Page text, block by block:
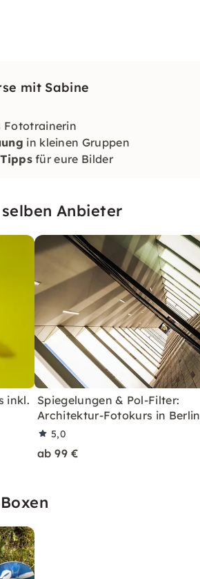
mit Sabine
Fototrainerin
in kleinen Gruppen
für eure Bilder
Anbieter
inkl.
Spiegelungen & Pol-Filter:
Architektur-Fotokurs in Berlin
5,0
ab 99 €